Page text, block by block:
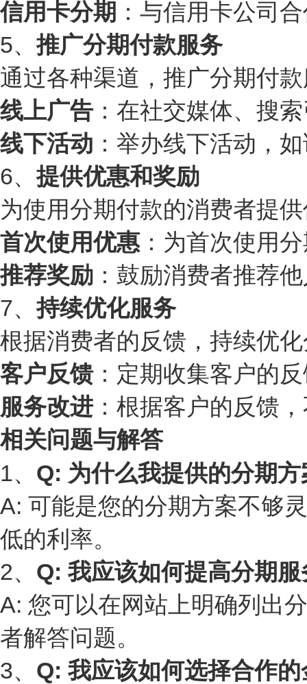
信用卡分期 ：与信用卡公司
5、推广分期付款服务
通过各种渠道，推广分期付
线上广告 ：在社交媒体、搜
线下活动 ：举办线下活动，
6、提供优惠和奖励
为使用分期付款的消费者提
首次使用优惠：为首次使用
推荐奖励 ：鼓励消费者推荐
7、持续优化服务
根据消费者的反馈，持续优
客户反馈：定期收集客户的
服务改进 ：根据客户的反馈
相关问题与解答
1、 Q: 为什么我提供的分期
A: 可能是您的分期方案不够
低的利率。
2、 Q: 我应该如何提高分期
A: 您可以在网站上明确列出
者解答问题。
3、 Q: 我应该如何选择合作